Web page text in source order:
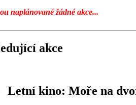
naplánované žádné akce...
akce
kino: Moře na